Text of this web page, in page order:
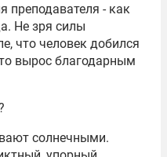
преподавателя - как
Не зря силы
что человек добился
вырос благодарным
солнечными.